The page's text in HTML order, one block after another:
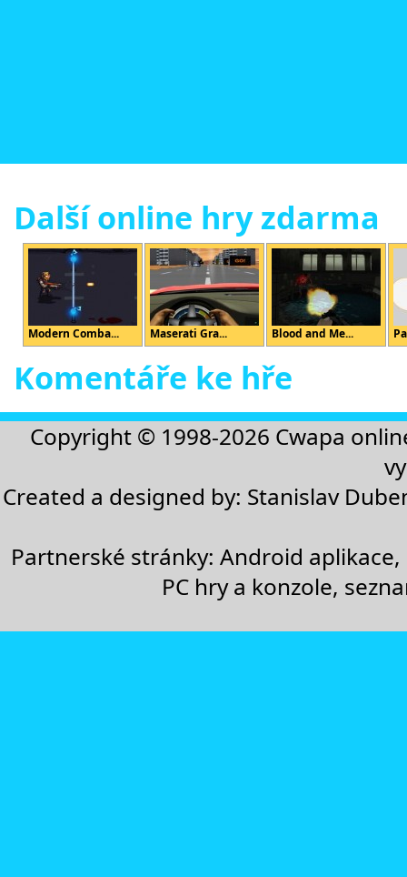
Další online hry zdarma
Modern Comba... Maserati Gra... Blood and Me...
Komentáře ke hře
Copyright © 1998-2026 Cwapa
Created a designed by: Stanislav
Partnerské stránky:Android aplikace,
PC hry a konzole,